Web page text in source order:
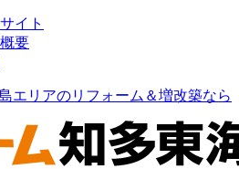
イト
要
エリアのリフォーム＆増改築なら